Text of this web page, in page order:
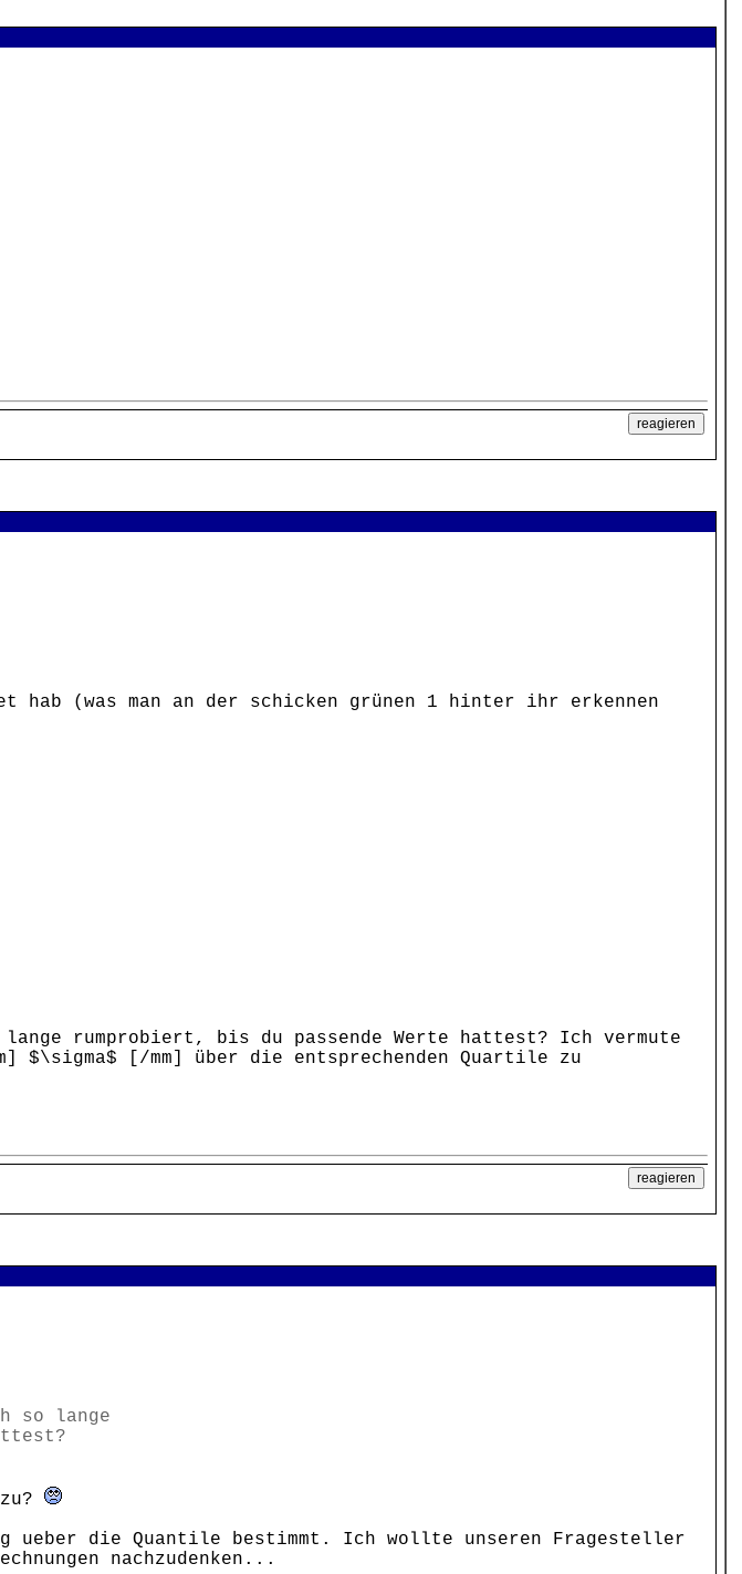
(was man an der schicken grünen 1 hinter ihr erkennen
rumprobiert, bis du passende Werte hattest? Ich vermute
$\sigma$ [/mm] über die entsprechenden Quartile zu
so lange
ueber die Quantile bestimmt. Ich wollte unseren Fragesteller
nachzudenken...